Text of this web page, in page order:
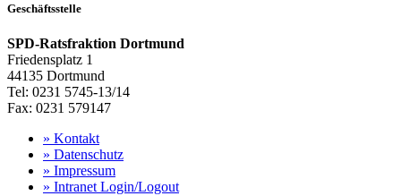
Geschäftsstelle
SPD-Ratsfraktion Dortmund
Friedensplatz 1
44135 Dortmund
Tel: 0231 5745-13/14
Fax: 0231 579147
» Kontakt
» Datenschutz
» Impressum
» Intranet Login/Logout